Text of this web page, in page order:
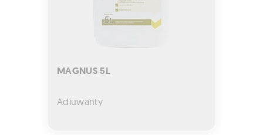
MAGNUS 5L
Adiuwanty